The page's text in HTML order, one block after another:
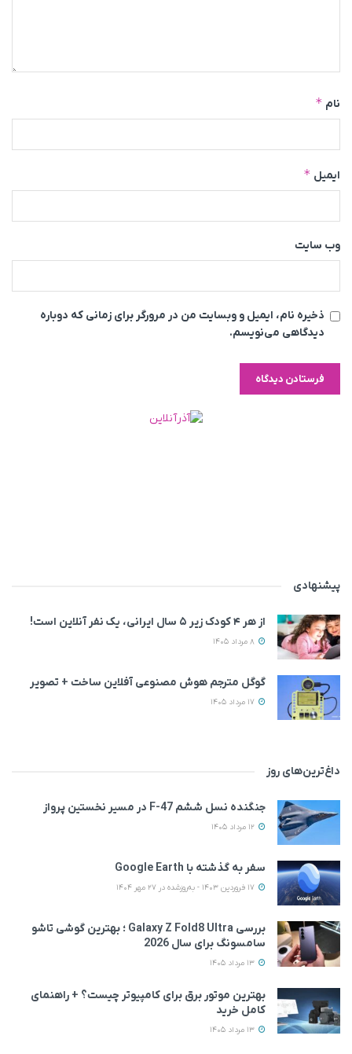
نام *
ایمیل *
وب‌ سایت
ذخیره نام، ایمیل و وبسایت من در مرورگر برای زمانی که دوباره
دیدگاهی می‌نویسم.
پیشنهادی
از هر ۴ کودک زیر ۵ سال ایرانی، یک نفر آنلاین است!
گوگل مترجم هوش مصنوعی آفلاین ساخت + تصویر
داغ‌ترین‌های روز
جنگنده نسل ششم F-47 در مسیر نخستین پرواز
سفر به گذشته با Google Earth
بررسی Galaxy Z Fold8 Ultra ؛ بهترین گوشی تاشو
سامسونگ برای سال 2026
بهترین موتور برق برای کامپیوتر چیست؟ + راهنمای
کامل خرید